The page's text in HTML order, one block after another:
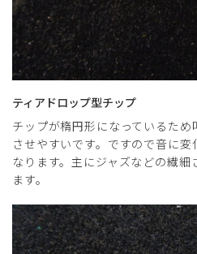
ティアドロップ型チップ
チップが楕円形になっているた
させやすいです。ですので音に
なります。主にジャズなどの繊
ます。